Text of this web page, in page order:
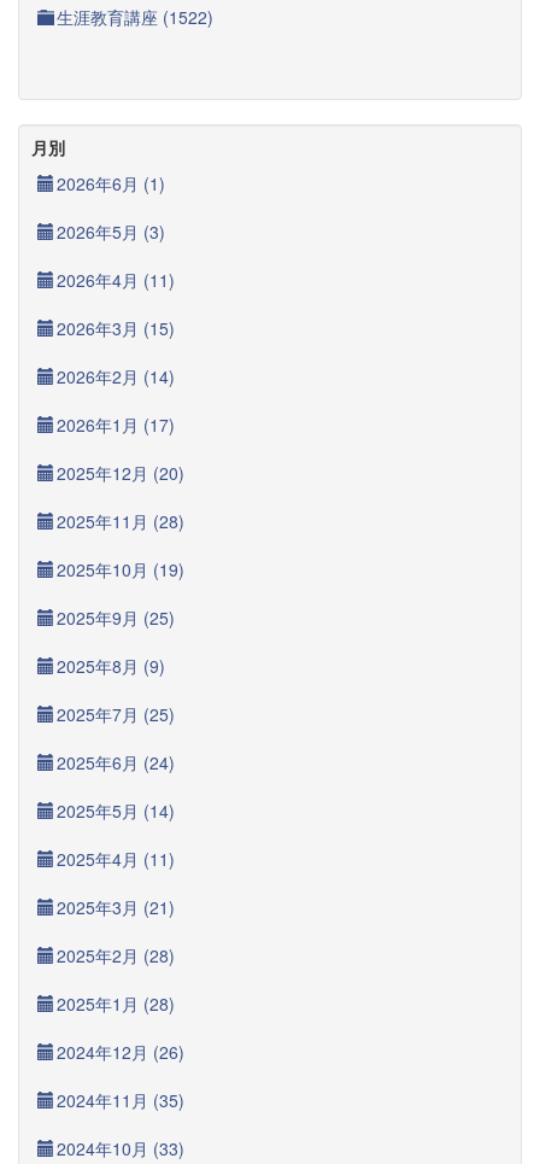
生涯教育講座 (1522)
月別
2026年6月 (1)
2026年5月 (3)
2026年4月 (11)
2026年3月 (15)
2026年2月 (14)
2026年1月 (17)
2025年12月 (20)
2025年11月 (28)
2025年10月 (19)
2025年9月 (25)
2025年8月 (9)
2025年7月 (25)
2025年6月 (24)
2025年5月 (14)
2025年4月 (11)
2025年3月 (21)
2025年2月 (28)
2025年1月 (28)
2024年12月 (26)
2024年11月 (35)
2024年10月 (33)